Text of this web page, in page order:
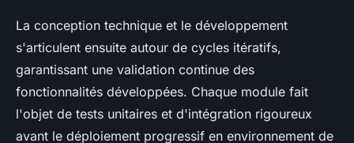
La conception technique et le développement
s'articulent ensuite autour de cycles itératifs,
garantissant une validation continue des
fonctionnalités développées. Chaque module fait
l'objet de tests unitaires et d'intégration rigoureux
avant le déploiement progressif en environnement de